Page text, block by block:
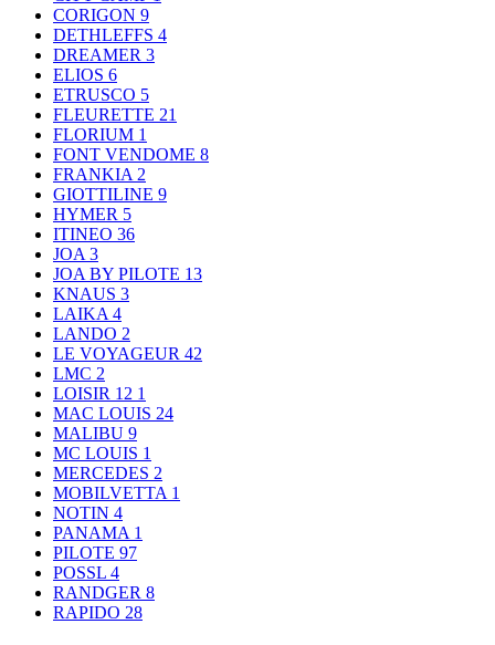
CORIGON 9
DETHLEFFS 4
DREAMER 3
ELIOS 6
ETRUSCO 5
FLEURETTE 21
FLORIUM 1
FONT VENDOME 8
FRANKIA 2
GIOTTILINE 9
HYMER 5
ITINEO 36
JOA 3
JOA BY PILOTE 13
KNAUS 3
LAIKA 4
LANDO 2
LE VOYAGEUR 42
LMC 2
LOISIR 12 1
MAC LOUIS 24
MALIBU 9
MC LOUIS 1
MERCEDES 2
MOBILVETTA 1
NOTIN 4
PANAMA 1
PILOTE 97
POSSL 4
RANDGER 8
RAPIDO 28